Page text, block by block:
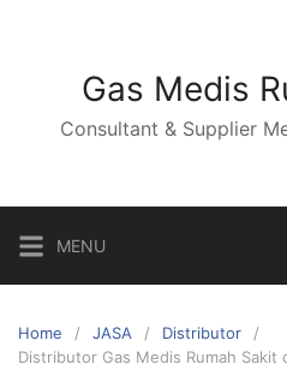
Gas Medis
Consultant & Supplier
MENU
Home JASA
Distributor
Distributor Gas Medis Rumah Sakit